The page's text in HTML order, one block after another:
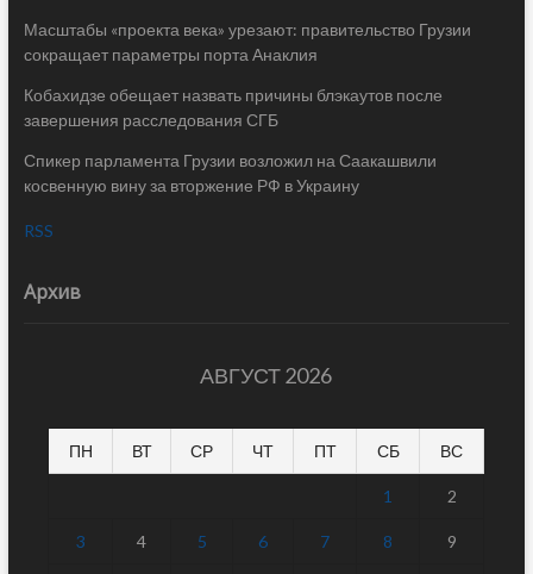
Масштабы «проекта века» урезают: правительство Грузии
сокращает параметры порта Анаклия
Кобахидзе обещает назвать причины блэкаутов после
завершения расследования СГБ
Спикер парламента Грузии возложил на Саакашвили
косвенную вину за вторжение РФ в Украину
RSS
Архив
АВГУСТ 2026
ПН ВТ СР ЧТ ПТ СБ ВС
1 2
3 4 5 6 7 8 9